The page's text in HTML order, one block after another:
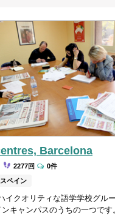
Barcelona
ペイン
2277回 0件
イクオリティな語学学校グル
キャンパスのうちの一つで